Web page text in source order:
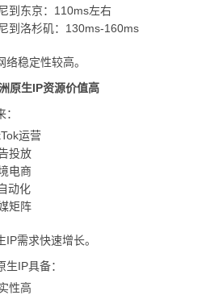
到东京：110ms左右
到洛杉矶：130ms-160ms
络稳定性较高。
原生IP资源价值高
运营
投放
电商
动化
矩阵
IP需求快速增长。
生IP具备：
性高